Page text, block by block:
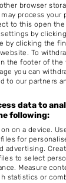
102
Asten
19,35 km afstand
Beauty
50 A
Eindhoven
19,42 km afstand
browser
process your
to this open the
by
by clicking the
To
the footer of the
you can
to our partners
data to
following:
on a device.
for
advertising.
to select
Measure
statistics or